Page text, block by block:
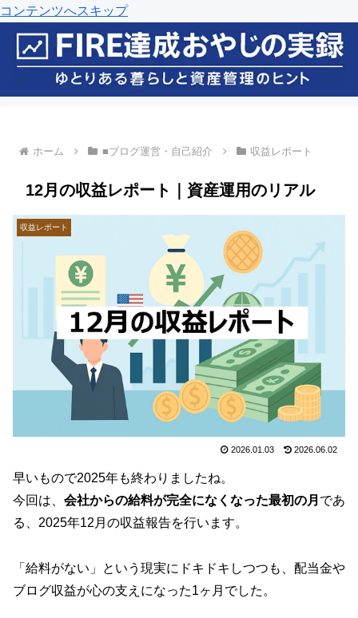
コンテンツへスキップ
ホーム ■ブログ運営・自己紹介 収益レポート
12月の収益レポート｜資産運用のリアル
収益レポート
2026.01.03 2026.06.02
早いもので2025年も終わりましたね。
今回は、 会社からの給料が完全になくなった最初の月 であ
る、2025年12月の収益報告を行います。
「給料がない」という現実にドキドキしつつも、配当金や
ブログ収益が心の支えになった1ヶ月でした。